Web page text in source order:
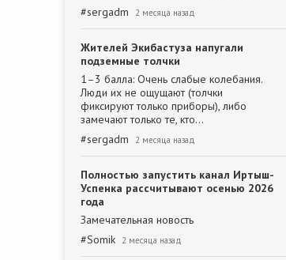
#sergadm 2 месяца назад
Жителей Экибастуза напугали
подземные толчки
1–3 балла: Очень слабые колебания.
Люди их не ощущают (толчки
фиксируют только приборы), либо
замечают только те, кто…
#sergadm 2 месяца назад
Полностью запустить канал Иртыш-
Успенка рассчитывают осенью 2026
года
Замечательная новость
#Somik 2 месяца назад